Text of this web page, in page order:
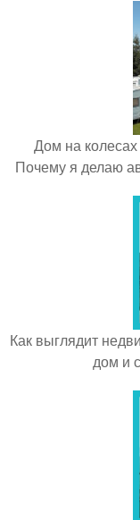
Дом на
Почему я делаю
Как выглядит
дом и